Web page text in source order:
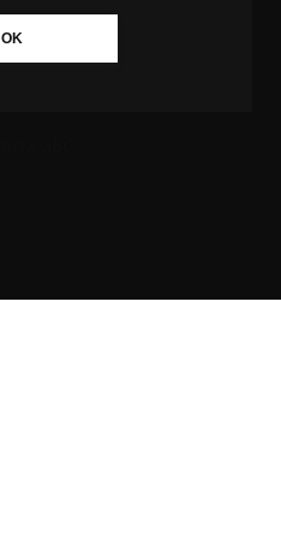
OK
os direitos reservados.
GBC